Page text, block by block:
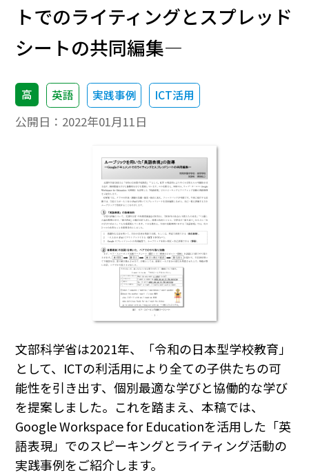
トでのライティングとスプレッド
シートの共同編集―
高 英語 実践事例 ICT活用
公開日： 2022年01月11日
文部科学省は2021年、「令和の日本型学校教育」
として、ICTの利活用により全ての子供たちの可
能性を引き出す、個別最適な学びと協働的な学び
を提案しました。これを踏まえ、本稿では、
Google Workspace for Educationを活用した「英
語表現」でのスピーキングとライティング活動の
実践事例をご紹介します。